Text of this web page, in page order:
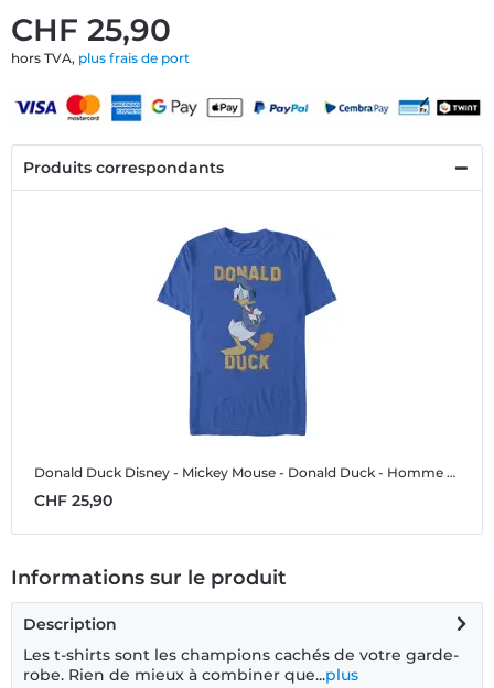
CHF 25,90
hors TVA, plus frais de port
Produits correspondants
Donald Duck Disney - Mickey Mouse - Donald Duck - Homme T-shirt
CHF 25,90
Informations sur le produit
Description
Les t-shirts sont les champions cachés de votre garde-
robe. Rien de mieux à combiner que...plus